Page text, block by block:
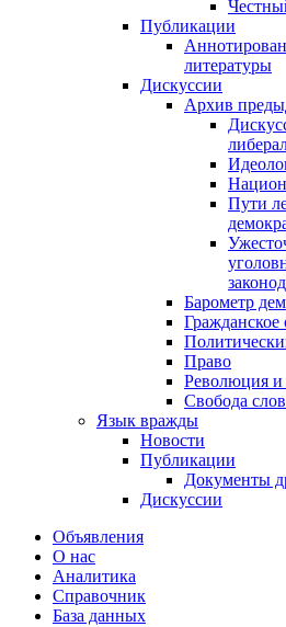
Публикации
литературы
Дискуссии
Архив
Пути
Барометр
Гражданское
Право
Революция и
Свобода
Язык вражды
Новости
Публикации
Документы
Дискуссии
Объявления
О нас
Аналитика
Справочник
База данных